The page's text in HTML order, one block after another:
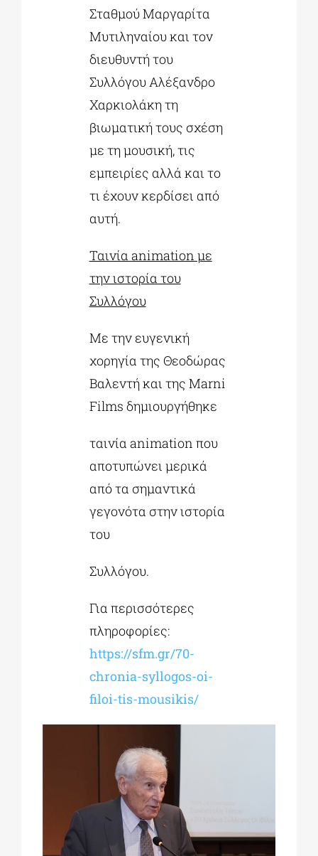
Σταθμού Μαργαρίτα
Μυτιληναίου και τον
διευθυντή του
Συλλόγου Αλέξανδρο
Χαρκιολάκη τη
βιωματική τους σχέση
με τη μουσική, τις
εμπειρίες αλλά και το
τι έχουν κερδίσει από
αυτή.
Ταινία animation με
την ιστορία του
Συλλόγου
Με την ευγενική
χορηγία της Θεοδώρας
Βαλεντή και της Marni
Films δημιουργήθηκε
ταινία animation που
αποτυπώνει μερικά
από τα σημαντικά
γεγονότα στην ιστορία
του
Συλλόγου.
Για περισσότερες
πληροφορίες:
https://sfm.gr/70-
chronia-syllogos-oi-
filoi-tis-mousikis/